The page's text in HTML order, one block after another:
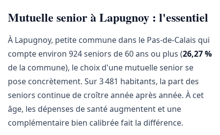
Mutuelle senior à Lapugnoy : l'essentiel
À Lapugnoy, petite commune dans le Pas-de-Calais qui
compte environ 924 seniors de 60 ans ou plus (26,27 %
de la commune), le choix d'une mutuelle senior se
pose concrètement. Sur 3 481 habitants, la part des
seniors continue de croître année après année. À cet
âge, les dépenses de santé augmentent et une
complémentaire bien calibrée fait la différence.